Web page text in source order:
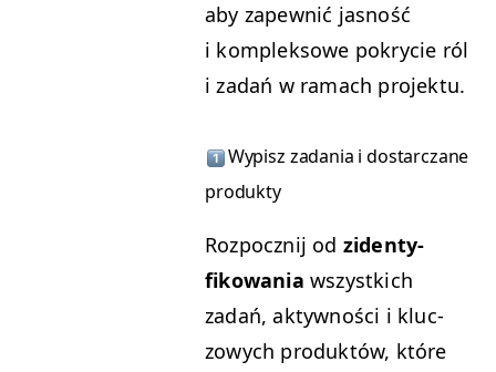
aby zapewnić jas­ność
i kom­plek­sowe pokrycie ról
i zadań w ramach projektu.
Wyp­isz zada­nia i dostar­czane
produkty
Rozpocznij od ziden­ty­
fikowa­nia wszys­t­kich
zadań, akty­wnoś­ci i kluc­
zowych pro­duk­tów, które